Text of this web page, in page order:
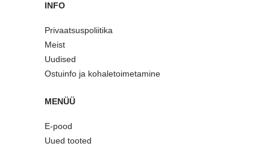
INFO
Privaatsuspoliitika
Meist
Uudised
Ostuinfo ja kohaletoimetamine
MENÜÜ
E-pood
Uued tooted